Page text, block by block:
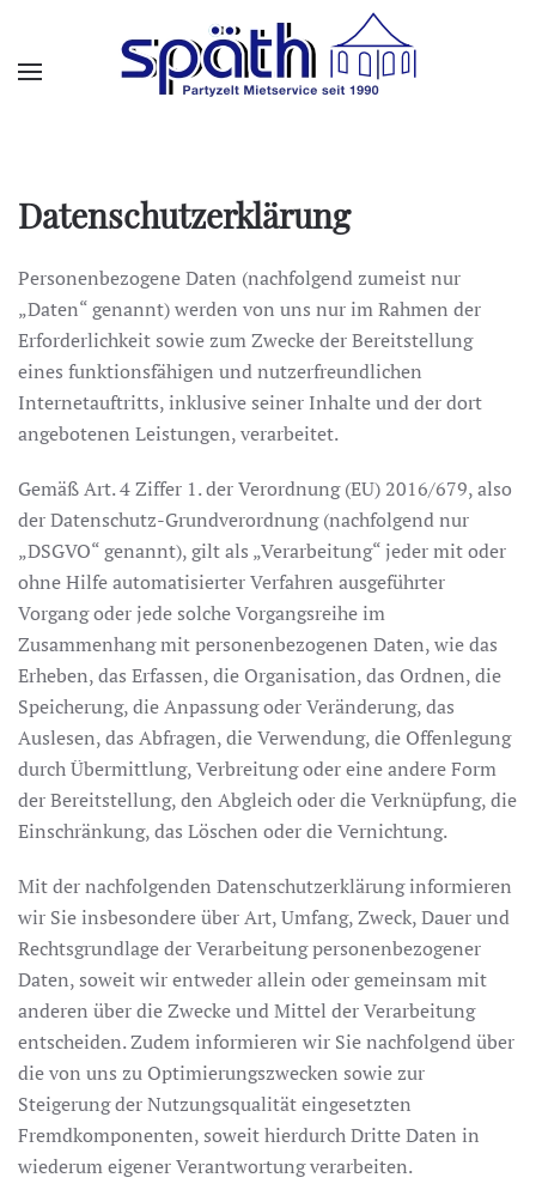
Skip to main content
Datenschutzerklärung
Personenbezogene Daten (nachfolgend zumeist nur
„Daten“ genannt) werden von uns nur im Rahmen der
Erforderlichkeit sowie zum Zwecke der Bereitstellung
eines funktionsfähigen und nutzerfreundlichen
Internetauftritts, inklusive seiner Inhalte und der dort
angebotenen Leistungen, verarbeitet.
Gemäß Art. 4 Ziffer 1. der Verordnung (EU) 2016/679, also
der Datenschutz-Grundverordnung (nachfolgend nur
„DSGVO“ genannt), gilt als „Verarbeitung“ jeder mit oder
ohne Hilfe automatisierter Verfahren ausgeführter
Vorgang oder jede solche Vorgangsreihe im
Zusammenhang mit personenbezogenen Daten, wie das
Erheben, das Erfassen, die Organisation, das Ordnen, die
Speicherung, die Anpassung oder Veränderung, das
Auslesen, das Abfragen, die Verwendung, die Offenlegung
durch Übermittlung, Verbreitung oder eine andere Form
der Bereitstellung, den Abgleich oder die Verknüpfung, die
Einschränkung, das Löschen oder die Vernichtung.
Mit der nachfolgenden Datenschutzerklärung informieren
wir Sie insbesondere über Art, Umfang, Zweck, Dauer und
Rechtsgrundlage der Verarbeitung personenbezogener
Daten, soweit wir entweder allein oder gemeinsam mit
anderen über die Zwecke und Mittel der Verarbeitung
entscheiden. Zudem informieren wir Sie nachfolgend über
die von uns zu Optimierungszwecken sowie zur
Steigerung der Nutzungsqualität eingesetzten
Fremdkomponenten, soweit hierdurch Dritte Daten in
wiederum eigener Verantwortung verarbeiten.